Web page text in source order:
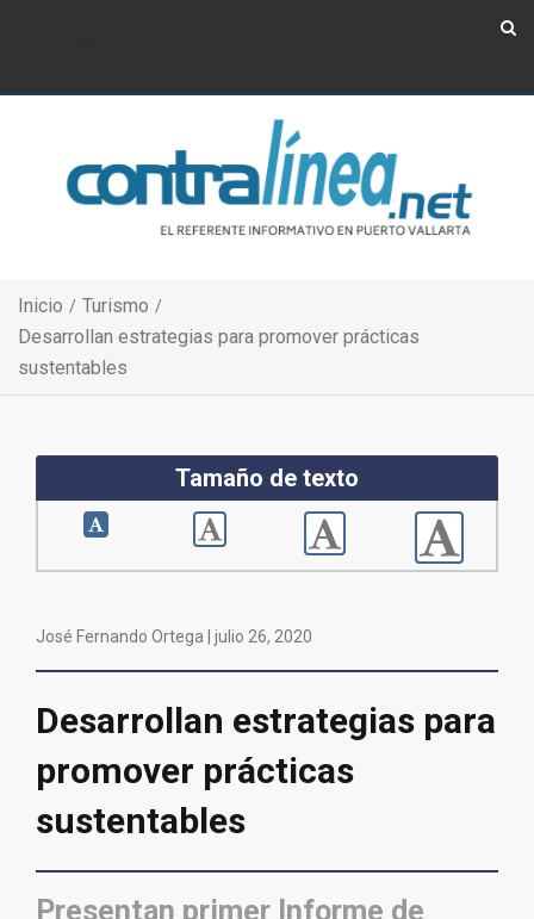
Inicio
Turismo
Desarrollan estrategias para promover prácticas
sustentables
Tamaño de texto
José Fernando Ortega | julio 26, 2020
Desarrollan estrategias para
promover prácticas
sustentables
Presentan primer Informe de